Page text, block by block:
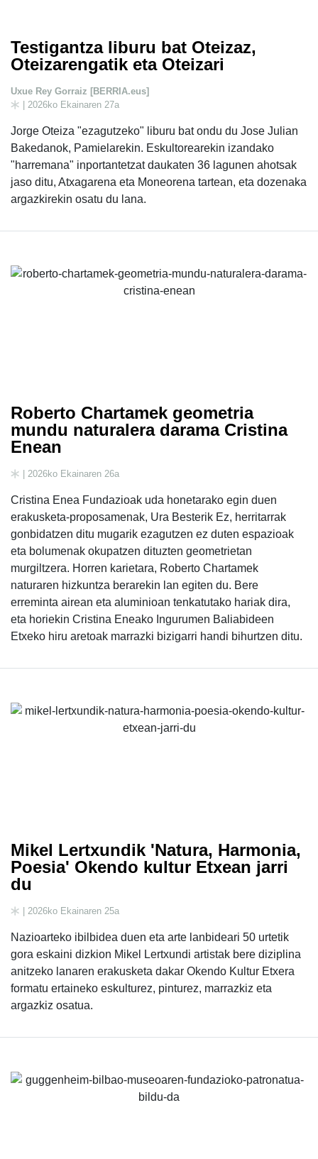
Testigantza liburu bat Oteizaz,
Oteizarengatik eta Oteizari
Uxue Rey Gorraiz [BERRIA.eus]
| 2026ko Ekainaren 27a
Jorge Oteiza "ezagutzeko" liburu bat ondu du Jose Julian
Bakedanok, Pamielarekin. Eskultorearekin izandako
"harremana" inportantetzat daukaten 36 lagunen ahotsak
jaso ditu, Atxagarena eta Moneorena tartean, eta dozenaka
argazkirekin osatu du lana.
Roberto Chartamek geometria
mundu naturalera darama Cristina
Enean
| 2026ko Ekainaren 26a
Cristina Enea Fundazioak uda honetarako egin duen
erakusketa-proposamenak, Ura Besterik Ez, herritarrak
gonbidatzen ditu mugarik ezagutzen ez duten espazioak
eta bolumenak okupatzen dituzten geometrietan
murgiltzera. Horren karietara, Roberto Chartamek
naturaren hizkuntza berarekin lan egiten du. Bere
erreminta airean eta aluminioan tenkatutako hariak dira,
eta horiekin Cristina Eneako Ingurumen Baliabideen
Etxeko hiru aretoak marrazki bizigarri handi bihurtzen ditu.
Mikel Lertxundik 'Natura, Harmonia,
Poesia' Okendo kultur Etxean jarri
du
| 2026ko Ekainaren 25a
Nazioarteko ibilbidea duen eta arte lanbideari 50 urtetik
gora eskaini dizkion Mikel Lertxundi artistak bere diziplina
anitzeko lanaren erakusketa dakar Okendo Kultur Etxera
formatu ertaineko eskulturez, pinturez, marrazkiz eta
argazkiz osatua.